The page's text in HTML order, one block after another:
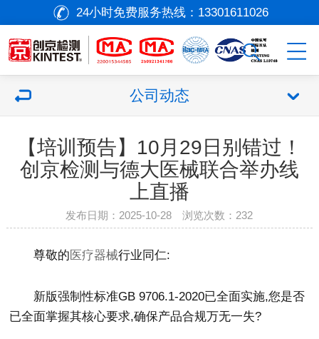
24小时免费服务热线： 13301611026
公司动态
【培训预告】10月29日别错过！
创京检测与德大医械联合举办线
上直播
发布日期：2025-10-28 浏览次数： 232
尊敬的医疗器械行业同仁:
新版强制性标准GB 9706.1-2020已全面实施,您是否
已全面掌握其核心要求,确保产品合规万无一失?